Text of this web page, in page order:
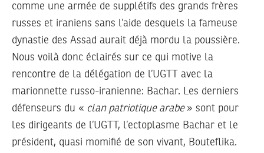
comme une armée de supplétifs des grands frères
russes et iraniens sans l’aide desquels la fameuse
dynastie des Assad aurait déjà mordu la poussière.
Nous voilà donc éclairés sur ce qui motive la
rencontre de la délégation de l’UGTT avec la
marionnette russo-iranienne: Bachar. Les derniers
défenseurs du « clan patriotique arabe» sont pour
les dirigeants de l’UGTT, l’ectoplasme Bachar et le
président, quasi momifié de son vivant, Bouteflika.